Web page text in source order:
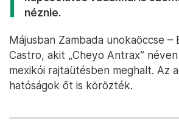
néznie.
Májusban Zambada unokaöccse –
Castro, akit „Cheyo Antrax”
mexikói rajtaütésben meghalt. Az
hatóságok őt is körözték.